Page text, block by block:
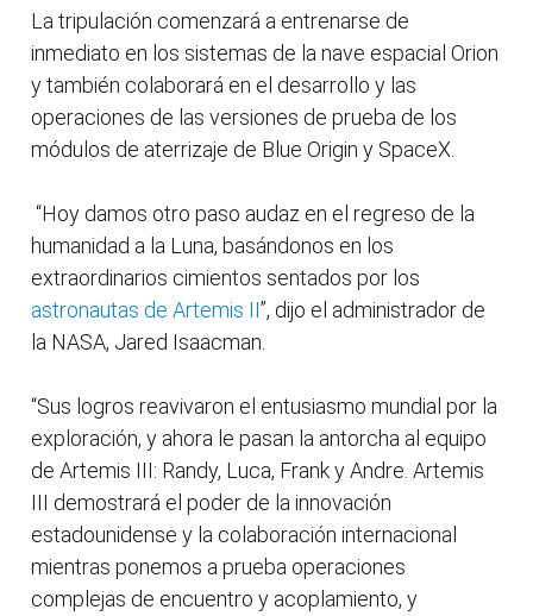
La tripulación comenzará a entrenarse de
inmediato en los sistemas de la nave espacial Orion
y también colaborará en el desarrollo y las
operaciones de las versiones de prueba de los
módulos de aterrizaje de Blue Origin y SpaceX.
“Hoy damos otro paso audaz en el regreso de la
humanidad a la Luna, basándonos en los
extraordinarios cimientos sentados por los
astronautas de Artemis II”, dijo el administrador de
la NASA, Jared Isaacman.
“Sus logros reavivaron el entusiasmo mundial por la
exploración, y ahora le pasan la antorcha al equipo
de Artemis III: Randy, Luca, Frank y Andre. Artemis
III demostrará el poder de la innovación
estadounidense y la colaboración internacional
mientras ponemos a prueba operaciones
complejas de encuentro y acoplamiento, y